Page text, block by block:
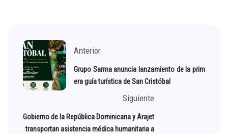
Anterior
Grupo Sarma anuncia lanzamiento de la prim
era guía turística de San Cristóbal
Siguiente
Gobierno de la República Dominicana y Arajet
transportan asistencia médica humanitaria a